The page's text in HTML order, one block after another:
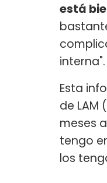
está
interna".
Esta
de LAM
meses
tengo
los